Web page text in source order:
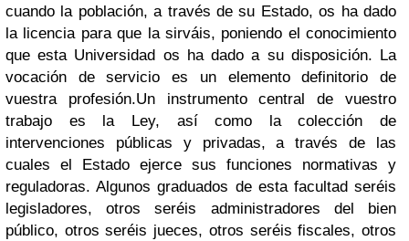
cuando la población, a través de su Estado, os ha dado
la licencia para que la sirváis, poniendo el conocimiento
que esta Universidad os ha dado a su disposición. La
vocación de servicio es un elemento definitorio de
vuestra profesión.Un instrumento central de vuestro
trabajo es la Ley, así como la colección de
intervenciones públicas y privadas, a través de las
cuales el Estado ejerce sus funciones normativas y
reguladoras. Algunos graduados de esta facultad seréis
legisladores, otros seréis administradores del bien
público, otros seréis jueces, otros seréis fiscales, otros